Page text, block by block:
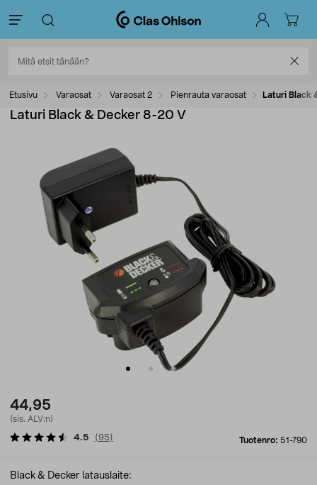
Etusivu Varaosat Varaosat 2 Pienrauta varaosat Laturi Black
Laturi Black & Decker 8-20 V
44,95
(sis. ALV:n)
Tuotenro: 51-790
4.5 (95)
Black & Decker latauslaite: